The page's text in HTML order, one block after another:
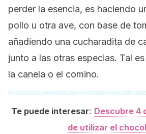
perder la esencia, es haciendo
pollo u otra ave, con base de
añadiendo una cucharadita de
junto a las otras especias. Tal
la canela o el comino.
Te puede interesar: Descubre 4
de utilizar el